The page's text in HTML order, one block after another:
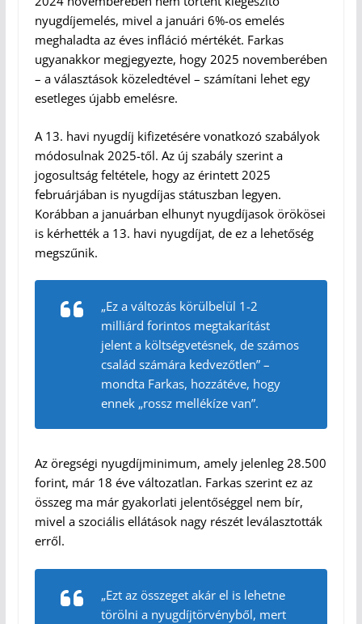
nyugdíjemelés, mivel a januári 6%-os emelés
meghaladta az éves infláció mértékét. Farkas
ugyanakkor megjegyezte, hogy 2025 novemberében
– a választások közeledtével – számítani lehet egy
esetleges újabb emelésre.
A 13. havi nyugdíj kifizetésére vonatkozó szabályok
módosulnak 2025-től. Az új szabály szerint a
jogosultság feltétele, hogy az érintett 2025
februárjában is nyugdíjas státuszban legyen.
Korábban a januárban elhunyt nyugdíjasok örökösei
is kérhették a 13. havi nyugdíjat, de ez a lehetőség
megszűnik.
„Ez a változás körülbelül 1-2
milliárd forintos megtakarítást
jelent a költségvetésnek, de számos
család számára kedvezőtlen” –
mondta Farkas, hozzátéve, hogy
ennek „rossz mellékíze van”.
Az öregségi nyugdíjminimum, amely jelenleg 28.500
forint, már 18 éve változatlan. Farkas szerint ez az
összeg ma már gyakorlati jelentőséggel nem bír,
mivel a szociális ellátások nagy részét leválasztották
erről.
„Ezt az összeget akár el is lehetne
törölni a nyugdíjtörvényből, mert